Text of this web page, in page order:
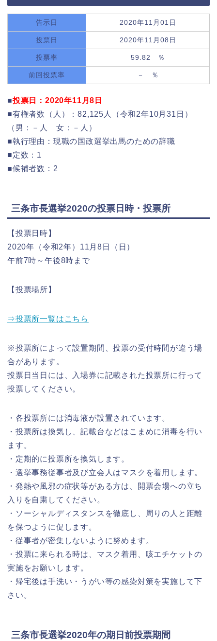
告示日 2020年11月01日
投票日 2020年11月08日
投票率 59.82 ％
前回投票率 － ％
■投票日：2020年11月8日
■有権者数（人）：82,125人（令和2年10月31日）
（男：－人 女：－人）
■執行理由：現職の国政選挙出馬のための辞職
■定数：1
■候補者数：2
三条市長選挙2020の投票日時・投票所
【投票日時】
2020年（令和2年）11月8日（日）
午前7時～午後8時まで
【投票場所】
⇒投票所一覧はこちら
※投票所によって設置期間、投票の受付時間が違う場
合があります。
投票日当日には、入場券に記載された投票所に行って
投票してください。
・各投票所には消毒液が設置されています。
・投票所は換気し、記載台などはこまめに消毒を行い
ます。
・定期的に投票所を換気します。
・選挙事務従事者及び立会人はマスクを着用します。
・発熱や風邪の症状等がある方は、開票会場への立ち
入りを自粛してください。
・ソーシャルディスタンスを徹底し、周りの人と距離
を保つように促します。
・従事者が密集しないように努めます。
・投票に来られる時は、マスク着用、咳エチケットの
実施をお願いします。
・帰宅後は手洗い・うがい等の感染対策を実施して下
さい。
三条市長選挙2020年の期日前投票期間